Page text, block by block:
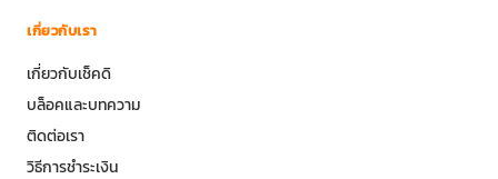
เกี่ยวกับเรา
เกี่ยวกับเช็คดิ
บล็อคและบทความ
ติดต่อเรา
วิธีการชำระเงิน